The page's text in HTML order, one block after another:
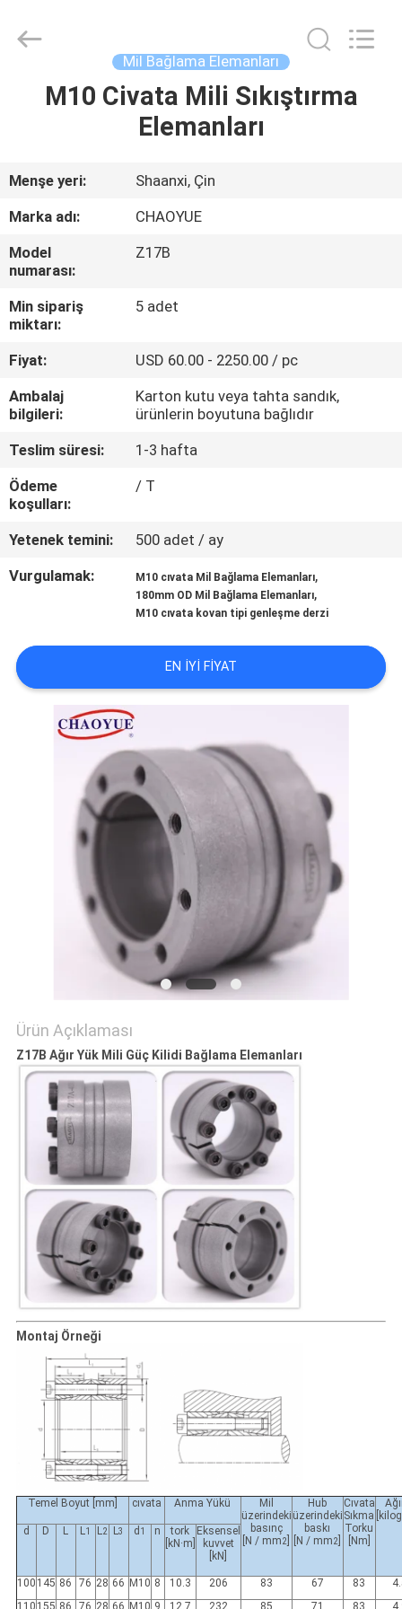
S
HAKKIMIZDA
FABRIKA
TURU
KALITE
KONTROL
BIZIMLE
ILETIŞIME
GEÇIN
HABERLER
VAKALAR
TEKLIF
HARITASI
PRIVACY
Clutch
Mil Bağlama Elemanları
M10 Civata Mili Sıkıştırma
Elemanları
Menşe yeri:
Shaanxi, Çin
Marka adı:
CHAOYUE
Model
numarası:
Z17B
Min sipariş
miktarı:
5 adet
Fiyat:
USD 60.00 - 2250.00 / pc
Ambalaj
bilgileri:
Karton kutu veya tahta sandık,
ürünlerin boyutuna bağlıdır
Teslim süresi:
1-3 hafta
Ödeme
koşulları:
/ T
Yetenek temini:
500 adet / ay
Vurgulamak:
M10 cıvata Mil Bağlama Elemanları,
180mm OD Mil Bağlama Elemanları,
M10 cıvata kovan tipi genleşme derzi
EN IYI FIYAT
Ürün Açıklaması
Z17B Ağır Yük Mili Güç Kilidi Bağlama Elemanları
Montaj Örneği
Temel Boyut [mm] cıvata Anma Yükü
Mil
üzerindeki
basınç
[N / mm2
Hub
üzerindeki
baskı
[N / mm2
Cıvata
Sıkma
Torku
[Nm]
d
D L L1 L2 L3 d 1 n
tork
[kN·m]
Eksensel
kuvvet
[kN]
100 145 86 76 28 66 M10 8 10.3 206 83 67 83